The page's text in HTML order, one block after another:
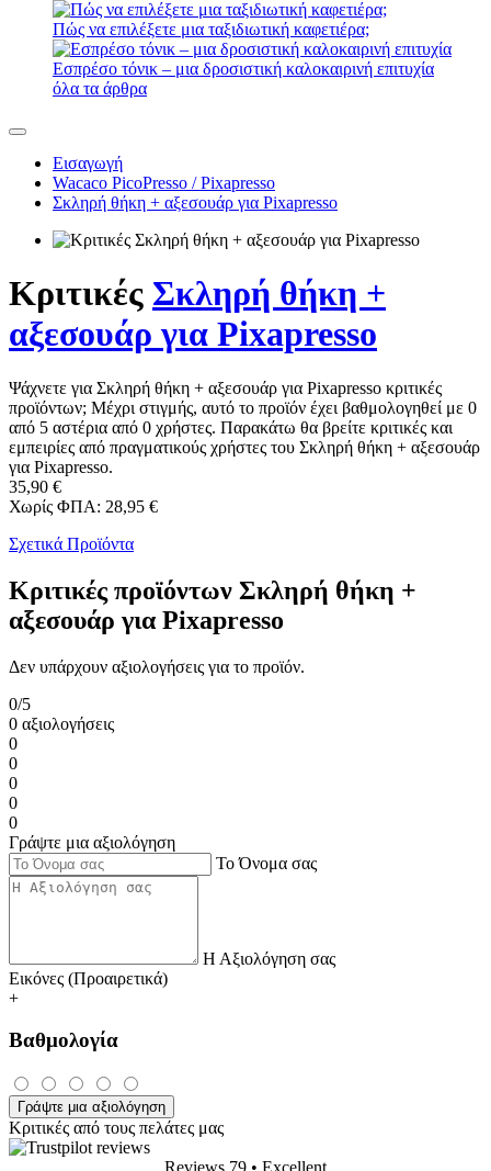
Πώς να επιλέξετε μια ταξιδιωτική καφετιέρα;
Εσπρέσο τόνικ – μια δροσιστική καλοκαιρινή επιτυχία
όλα τα άρθρα
Εισαγωγή
Wacaco PicoPresso / Pixapresso
Σκληρή θήκη + αξεσουάρ για Pixapresso
Κριτικές Σκληρή θήκη +
αξεσουάρ για Pixapresso
Ψάχνετε για Σκληρή θήκη + αξεσουάρ για Pixapresso κριτικές
προϊόντων; Μέχρι στιγμής, αυτό το προϊόν έχει βαθμολογηθεί με 0
από 5 αστέρια από 0 χρήστες. Παρακάτω θα βρείτε κριτικές και
εμπειρίες από πραγματικούς χρήστες του Σκληρή θήκη + αξεσουάρ
για Pixapresso.
35,90 €
Χωρίς ΦΠΑ: 28,95 €
Σχετικά Προϊόντα
Κριτικές προϊόντων Σκληρή θήκη +
αξεσουάρ για Pixapresso
Δεν υπάρχουν αξιολογήσεις για το προϊόν.
0/5
0 αξιολογήσεις
0
0
0
0
0
Γράψτε μια αξιολόγηση
Το Όνομα σας
Η Αξιολόγηση σας
Εικόνες (Προαιρετικά)
+
Βαθμολογία
Γράψτε μια αξιολόγηση
Κριτικές από τους πελάτες μας